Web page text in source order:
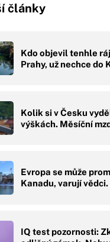
články
Kdo objevil tenhle
Prahy, už nechce do
Kolik si v Česku
výškách. Měsíční
Evropa se může
Kanadu, varují
IQ test pozornosti: